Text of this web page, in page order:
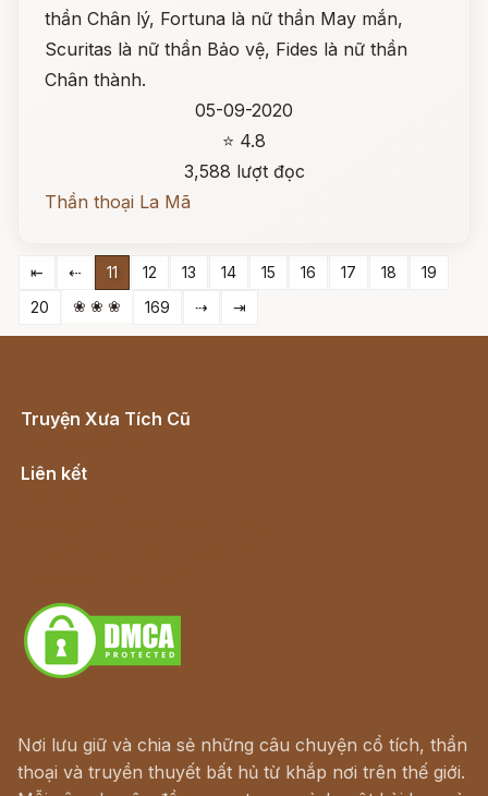
thần Chân lý, Fortuna là nữ thần May mắn,
Scuritas là nữ thần Bảo vệ, Fides là nữ thần
Chân thành.
05-09-2020
⭐ 4.8
3,588 lượt đọc
Thần thoại La Mã
⇤ ⇠ 11 12 13 14 15 16 17 18
19
20
❀ ❀ ❀ 169 ⇢ ⇥
Truyện Xưa Tích Cũ
Liên kết
Nơi lưu giữ và chia sẻ những câu chuyện cổ tích, thần
thoại và truyền thuyết bất hủ từ khắp nơi trên thế giới.